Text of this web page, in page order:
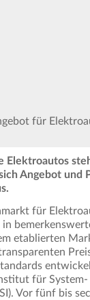
für
Elektroautos
Angebot und
für
in
etablierten
für System-
Vor fünf bis